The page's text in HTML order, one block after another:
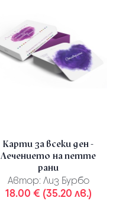
Карти за всеки ден -
Лечението на петте
рани
Автор: Лиз Бурбо
18.00 € (35.20 лв.)